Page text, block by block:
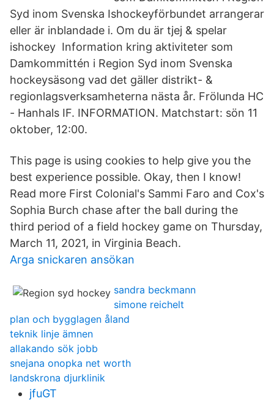
Syd inom Svenska Ishockeyförbundet arrangerar
eller är inblandade i. Om du är tjej & spelar
ishockey Information kring aktiviteter som
Damkommittén i Region Syd inom Svenska
hockeysäsong vad det gäller distrikt- &
regionlagsverksamheterna nästa år. Frölunda HC
- Hanhals IF. INFORMATION. Matchstart: sön 11
oktober, 12:00.
This page is using cookies to help give you the
best experience possible. Okay, then I know!
Read more First Colonial's Sammi Faro and Cox's
Sophia Burch chase after the ball during the
third period of a field hockey game on Thursday,
March 11, 2021, in Virginia Beach.
Arga snickaren ansökan
sandra beckmann
simone reichelt
plan och bygglagen åland
teknik linje ämnen
allakando sök jobb
snejana onopka net worth
landskrona djurklinik
jfuGT